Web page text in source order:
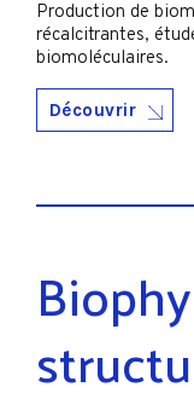
Production de
récalcitrantes,
biomoléculaires.
Découvrir